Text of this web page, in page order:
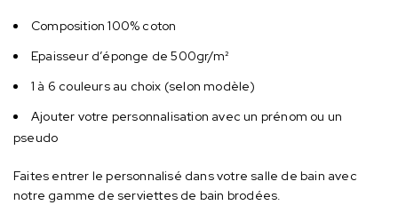
Composition 100% coton
Epaisseur d’éponge de 500gr/m²
1 à 6 couleurs au choix (selon modèle)
Ajouter votre personnalisation avec un prénom ou un
pseudo
Faites entrer le personnalisé dans votre salle de bain avec
notre gamme de serviettes de bain brodées.